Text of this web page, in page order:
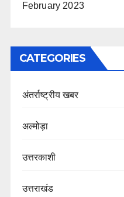
February 2023
CATEGORIES
अंतर्राष्ट्रीय खबर
अल्मोड़ा
उत्तरकाशी
उत्तराखंड